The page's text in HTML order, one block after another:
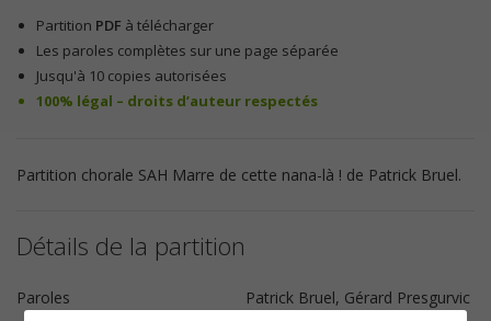
Partition PDF à télécharger
Les paroles complètes sur une page séparée
Jusqu'à 10 copies autorisées
100% légal – droits d’auteur respectés
Partition chorale SAH Marre de cette nana-là ! de Patrick Bruel.
Détails de la partition
Paroles
Patrick Bruel, Gérard Presgurvic